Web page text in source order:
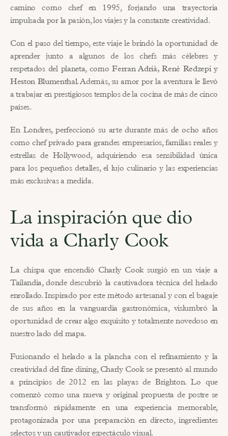
camino como chef en 1995, forjando una trayectoria
impulsada por la pasión, los viajes y la constante creatividad.
Con el paso del tiempo, este viaje le brindó la oportunidad de
aprender junto a algunos de los chefs más célebres y
respetados del planeta, como Ferran Adrià, René Redzepi y
Heston Blumenthal. Además, su amor por la aventura le llevó
a trabajar en prestigiosos templos de la cocina de más de cinco
países.
En Londres, perfeccionó su arte durante más de ocho años
como chef privado para grandes empresarios, familias reales y
estrellas de Hollywood, adquiriendo esa sensibilidad única
para los pequeños detalles, el lujo culinario y las experiencias
más exclusivas a medida.
La inspiración que dio
vida a Charly Cook
La chispa que encendió Charly Cook surgió en un viaje a
Tailandia, donde descubrió la cautivadora técnica del helado
enrollado. Inspirado por este método artesanal y con el bagaje
de sus años en la vanguardia gastronómica, vislumbró la
oportunidad de crear algo exquisito y totalmente novedoso en
nuestro lado del mapa.
Fusionando el helado a la plancha con el refinamiento y la
creatividad del fine dining, Charly Cook se presentó al mundo
a principios de 2012 en las playas de Brighton. Lo que
comenzó como una nueva y original propuesta de postre se
transformó rápidamente en una experiencia memorable,
protagonizada por una preparación en directo, ingredientes
selectos y un cautivador espectáculo visual.